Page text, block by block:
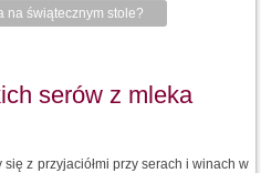
na świątecznym stole?
serów z mleka
z przyjaciółmi przy serach i winach w